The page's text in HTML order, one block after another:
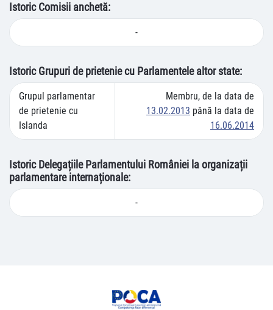
Istoric Comisii anchetă:
-
Istoric Grupuri de prietenie cu Parlamentele altor state:
Grupul parlamentar
de prietenie cu
Islanda
Membru, de la data de
13.02.2013 până la data de
16.06.2014
Istoric Delegațiile Parlamentului României la organizații
parlamentare internaționale:
-